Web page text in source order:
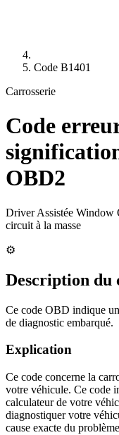
Code B1401
Carrosserie
Code
OBD2
Driver Assistée Window
circuit à la masse
⚙️
Description du
Ce code OBD indique
de diagnostic embarqué.
Explication
Ce code concerne la
votre véhicule. Ce code
calculateur de votre
diagnostiquer votre
cause exacte du